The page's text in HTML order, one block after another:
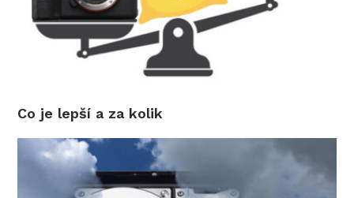
Co je lepší a za kolik